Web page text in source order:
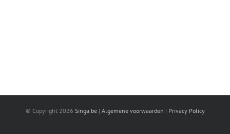
© Copyright 2026 Singa.be| Algemene voorwaarden | Privacy Policy